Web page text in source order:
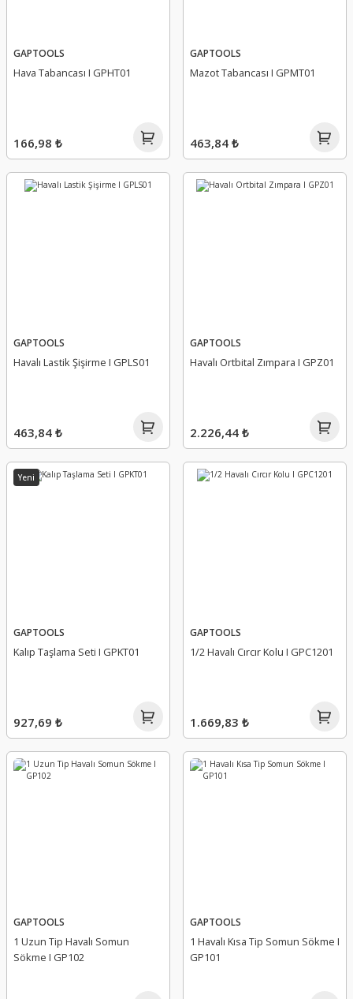
GAPTOOLS
Hava Tabancası I GPHT01
166,98 ₺
GAPTOOLS
Mazot Tabancası I GPMT01
463,84 ₺
GAPTOOLS
Havalı Lastik Şişirme I GPLS01
463,84 ₺
GAPTOOLS
Havalı Ortbital Zımpara I GPZ01
2.226,44 ₺
Yeni
GAPTOOLS
Kalıp Taşlama Seti I GPKT01
927,69 ₺
GAPTOOLS
1/2 Havalı Cırcır Kolu I GPC1201
1.669,83 ₺
GAPTOOLS
1 Uzun Tip Havalı Somun
Sökme I GP102
GAPTOOLS
1 Havalı Kısa Tip Somun Sökme I
GP101